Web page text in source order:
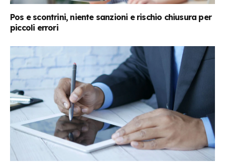
Pos e scontrini, niente sanzioni e rischio chiusura per
piccoli errori